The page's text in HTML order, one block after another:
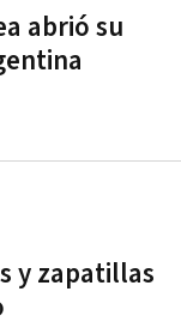
abrió su
y zapatillas